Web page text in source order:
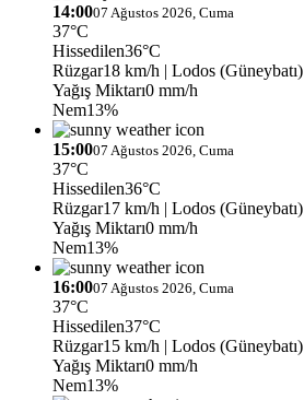
14:0007 Ağustos 2026, Cuma
37°C
Hissedilen36°C
Rüzgar18 km/h | Lodos (Güneybatı)
Yağış Miktarı0 mm/h
Nem13%
15:0007 Ağustos 2026, Cuma
37°C
Hissedilen36°C
Rüzgar17 km/h | Lodos (Güneybatı)
Yağış Miktarı0 mm/h
Nem13%
16:0007 Ağustos 2026, Cuma
37°C
Hissedilen37°C
Rüzgar15 km/h | Lodos (Güneybatı)
Yağış Miktarı0 mm/h
Nem13%